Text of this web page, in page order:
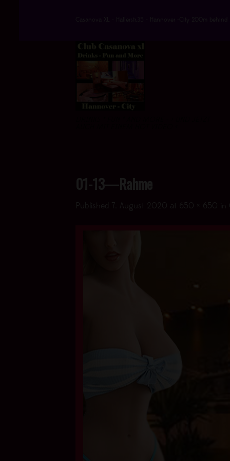
Casanova XL - Hallerstr.35 - Hannover -City 200m
01-13—Rahme
Published 7. August 2020 at 650 × 650